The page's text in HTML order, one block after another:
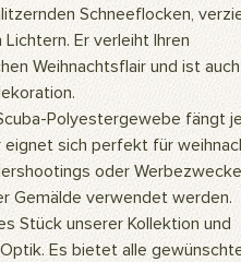
Schneeflocken,
Er verleiht Ihren
Weihnachtsflair und ist
Polyestergewebe fängt
eignet sich perfekt für
oder
Gemälde verwendet werden.
Stück unserer Kollektion und
Es bietet alle